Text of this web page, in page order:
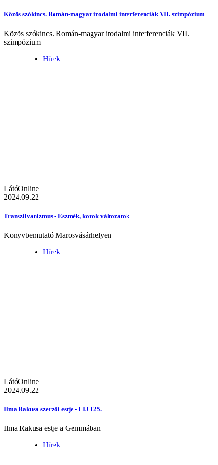
Közös szókincs. Román-magyar irodalmi interferenciák VII. szimpózium
Közös szókincs. Román-magyar irodalmi interferenciák VII.
szimpózium
Hírek
LátóOnline
2024.09.22
Transzilvanizmus - Eszmék, korok változatok
Könyvbemutató Marosvásárhelyen
Hírek
LátóOnline
2024.09.22
Ilma Rakusa szerzői estje - LIJ 125.
Ilma Rakusa estje a Gemmában
Hírek